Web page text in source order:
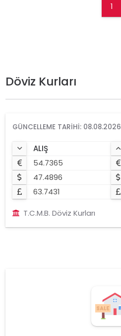
1
Döviz Kurları
GÜNCELLEME TARIHI: 08.08.2026
ALIŞ
54.7365
47.4896
63.7431
T.C.M.B. Döviz Kurları